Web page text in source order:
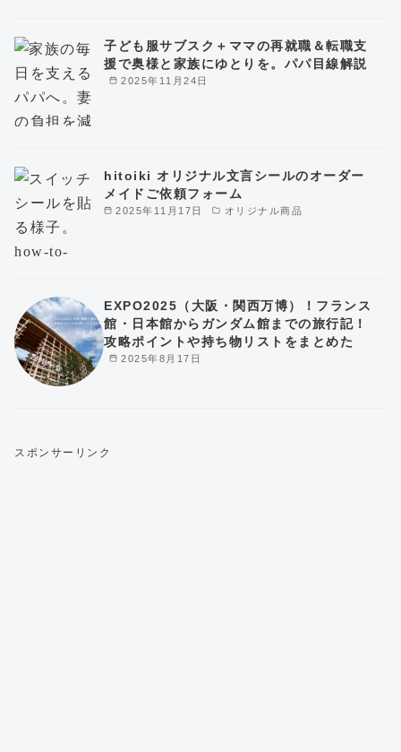
2025年11月24日
子ども服サブスク＋ママの再就職＆転職支
援で奥様と家族にゆとりを。パパ目線解説
2025年11月17日 オリジナル商品
hitoiki オリジナル文言シールのオーダー
メイドご依頼フォーム
2025年8月17日
EXPO2025（大阪・関西万博）！フランス
館・日本館からガンダム館までの旅行記！
攻略ポイントや持ち物リストをまとめた
スポンサーリンク